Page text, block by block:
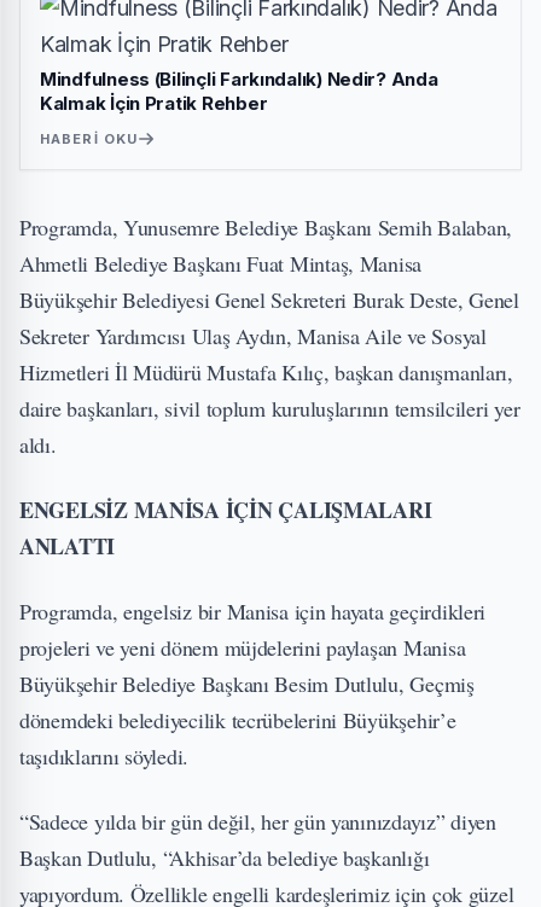
Mindfulness (Bilinçli Farkındalık) Nedir? Anda
Kalmak İçin Pratik Rehber
HABERI OKU
Programda, Yunusemre Belediye Başkanı Semih Balaban,
Ahmetli Belediye Başkanı Fuat Mintaş, Manisa
Büyükşehir Belediyesi Genel Sekreteri Burak Deste, Genel
Sekreter Yardımcısı Ulaş Aydın, Manisa Aile ve Sosyal
Hizmetleri İl Müdürü Mustafa Kılıç, başkan danışmanları,
daire başkanları, sivil toplum kuruluşlarının temsilcileri yer
aldı.
ENGELSİZ MANİSA İÇİN ÇALIŞMALARI
ANLATTI
Programda, engelsiz bir Manisa için hayata geçirdikleri
projeleri ve yeni dönem müjdelerini paylaşan Manisa
Büyükşehir Belediye Başkanı Besim Dutlulu, Geçmiş
dönemdeki belediyecilik tecrübelerini Büyükşehir’e
taşıdıklarını söyledi.
“Sadece yılda bir gün değil, her gün yanınızdayız” diyen
Başkan Dutlulu, “Akhisar’da belediye başkanlığı
yapıyordum. Özellikle engelli kardeşlerimiz için çok güzel